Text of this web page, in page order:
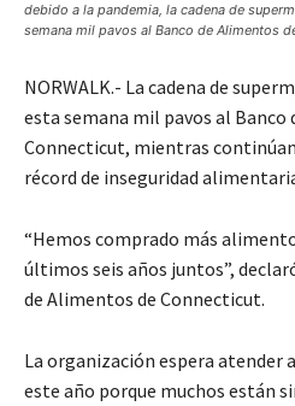
debido a la pandemia, la cadena de
semana mil pavos al Banco de Alimentos
NORWALK.- La cadena de
esta semana mil pavos al Banco
Connecticut, mientras
récord de inseguridad
“Hemos comprado más
últimos seis años juntos”,
de Alimentos de Connecticut.
La organización espera atender
este año porque muchos están